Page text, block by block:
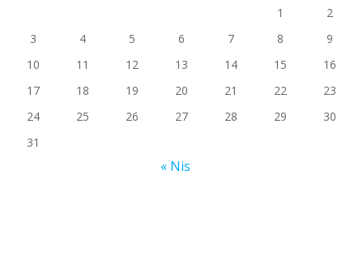
1
2
3
4 5 6 7 8
9
10
11 12 13 14 15
16
17
18 19 20 21 22
23
24
25 26 27 28 29
30
31
« Nis